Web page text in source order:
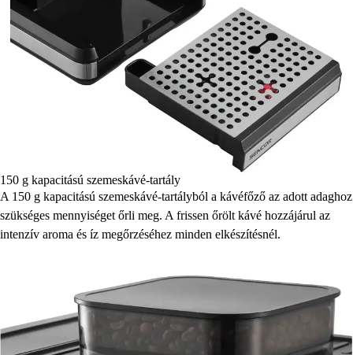
150 g kapacitású szemeskávé-tartály
A 150 g kapacitású szemeskávé-tartályból a kávéfőző az adott adaghoz
szükséges mennyiséget őrli meg. A frissen őrölt kávé hozzájárul az
intenzív aroma és íz megőrzéséhez minden elkészítésnél.